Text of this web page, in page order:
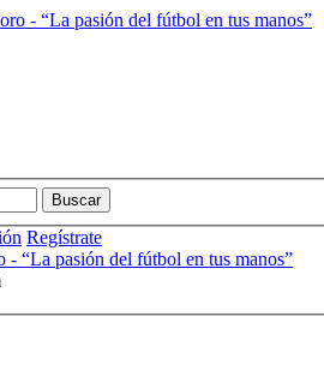
Regístrate
- “La pasión del fútbol en tus manos”